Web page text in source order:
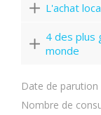
L'achat
4 des plus
monde
Date de parution
Nombre de